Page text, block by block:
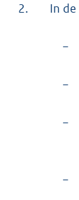
2. In
−
−
−
−